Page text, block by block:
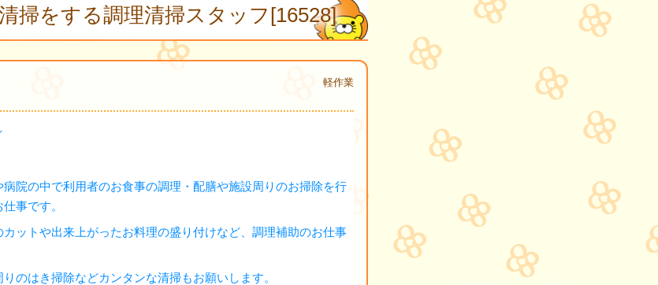
掃をする調理清掃スタッフ[16528]
軽作業
病院の中で利用者のお食事の調理・配膳や施設周りのお掃除を行
事です。
カットや出来上がったお料理の盛り付けなど、調理補助のお仕事
りのはき掃除などカンタンな清掃もお願いします。